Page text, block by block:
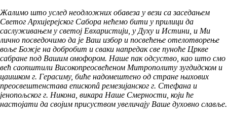
Жалимо што услед неодложних обавеза у вези са заседањем
Светог Архијерејског Сабора нећемо бити у прилици да
саслуживањем у светој Евхаристији, у Духу и Истини, и Ми
лично посведочимо да је Ваш избор и посвећење отелотворење
воље Божје на добробит и сваки напредак све пуноће Цркве
сабране под Вашим омофором. Наше пак одсуство, као што смо
већ саопштили Високопреосвећеном Митрополиту зугдидском и
цаишком г. Герасиму, биће надомештено од стране њихових
преосвештенстава епископâ ремезијанског г. Стефана и
јенопољског г. Никона, викара Наше Смерности, који ће
настојати да својим присуством увеличају Ваше духовно славље.